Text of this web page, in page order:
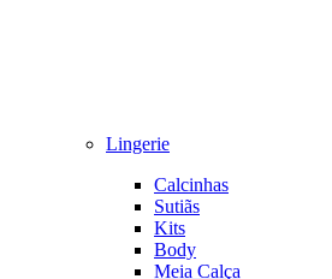
Lingerie
Calcinhas
Sutiãs
Kits
Body
Meia Calça